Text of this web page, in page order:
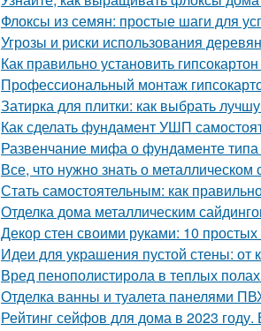
Флоксы из семян: простые шаги для
Угрозы и риски использования
Как правильно установить
Профессиональный монтаж
Затирка для плитки: как выбрать
Как сделать фундамент УШП
Развенчание мифа о фундаменте
Все, что нужно знать о
Стать самостоятельным: как
Отделка дома металлическим
Декор стен своими руками: 10
Идеи для украшения пустой стены: от
Вред пенополистирола в теплых
Отделка ванны и туалета панелями
Рейтинг сейфов для дома в 2023